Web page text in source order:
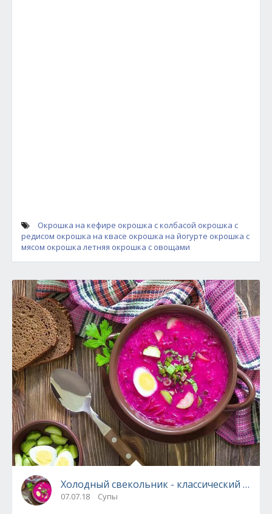
Окрошка на кефире окрошка с колбасой окрошка с
редисом окрошка на квасе окрошка на йогурте окрошка с
мясом окрошка летняя окрошка с овощами
Холодный свекольник - классический
07.07.18 Супы